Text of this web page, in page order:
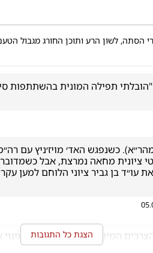
הסתה, לשון הרע ותוכן החורג מגבול
הצגת כל התגובות